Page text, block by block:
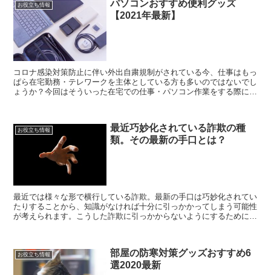
お役立ち情報
パソコンおすすめ便利グッズ
【2021年最新】
コロナ感染対策防止に伴い外出自粛規制がされている今、仕事はもっ
ぱら在宅勤務・テレワークを主体としている方も多いのではないでし
ょうか？今回はそういった在宅での仕事・パソコン作業をする際に、
お役立ち情報
最近巧妙化されている詐欺の種
類。その最新の手口とは？
最近では様々な形で横行している詐欺。最新の手口は巧妙化されてい
たりすることから、知識がなければ十分に引っかかってしまう可能性
が考えられます。こうした詐欺に引っかからないようにするために
お役立ち情報
部屋の防寒対策グッズおすすめ6
選2020最新